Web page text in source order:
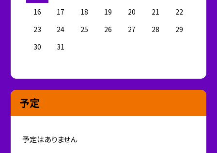
16
17 18 19 20 21
22
23
24 25 26 27 28
29
30
31
予定
予定はありません